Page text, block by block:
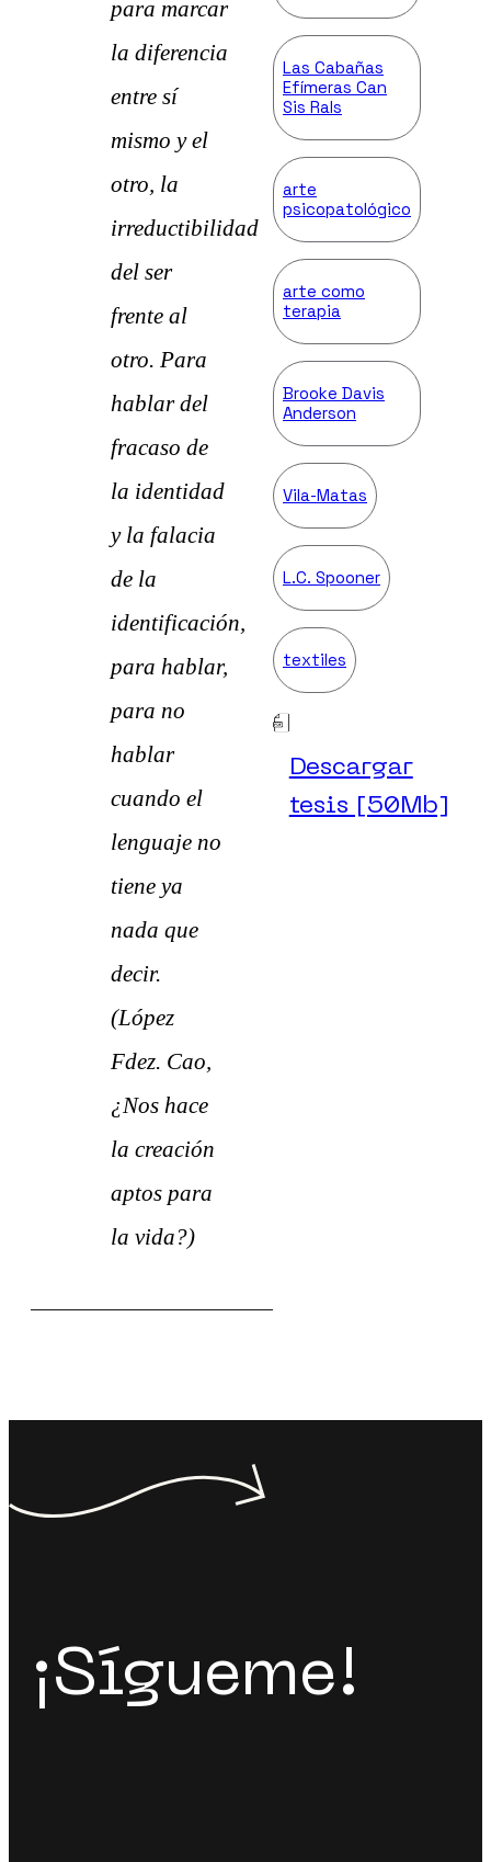
para marcar
la diferencia
entre sí
mismo y el
otro, la
irreductibilidad
del ser
frente al
otro. Para
hablar del
fracaso de
la identidad
y la falacia
de la
identificación,
para hablar,
para no
hablar
cuando el
lenguaje no
tiene ya
nada que
decir.
(López
Fdez. Cao,
¿Nos hace
la creación
aptos para
la vida?)
Las Cabañas
Efímeras Can
Sis Rals
arte
psicopatológico
arte como
terapia
Brooke Davis
Anderson
Vila-Matas
L.C. Spooner
textiles
Descargar
tesis [50Mb]
¡Sígueme!